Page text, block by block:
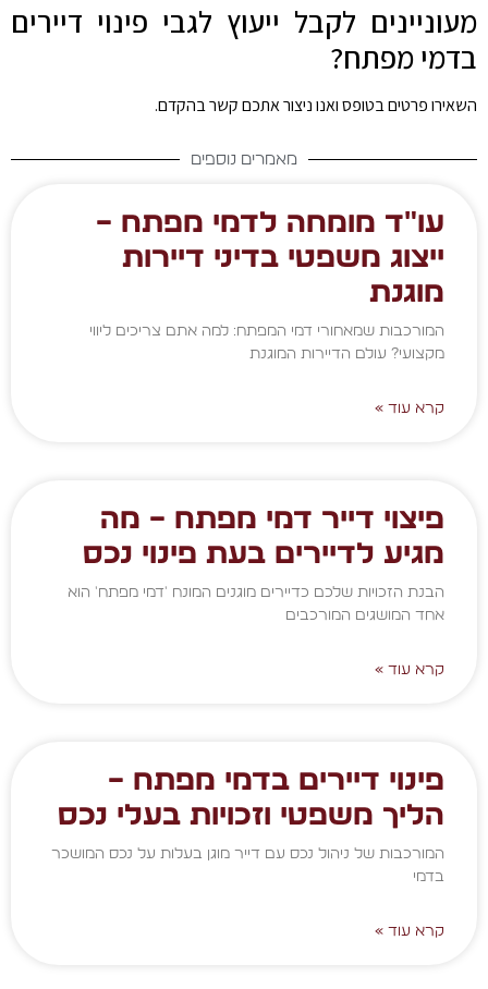
מעוניינים לקבל ייעוץ לגבי פינוי דיירים
בדמי מפתח?
השאירו פרטים בטופס ואנו ניצור אתכם קשר בהקדם.
מאמרים נוספים
עו"ד מומחה לדמי מפתח –
ייצוג משפטי בדיני דיירות
מוגנת
המורכבות שמאחורי דמי המפתח: למה אתם צריכים ליווי
מקצועי? עולם הדיירות המוגנת
קרא עוד »
פיצוי דייר דמי מפתח – מה
מגיע לדיירים בעת פינוי נכס
הבנת הזכויות שלכם כדיירים מוגנים המונח 'דמי מפתח' הוא
אחד המושגים המורכבים
קרא עוד »
פינוי דיירים בדמי מפתח –
הליך משפטי וזכויות בעלי נכס
המורכבות של ניהול נכס עם דייר מוגן בעלות על נכס המושכר
בדמי
קרא עוד »